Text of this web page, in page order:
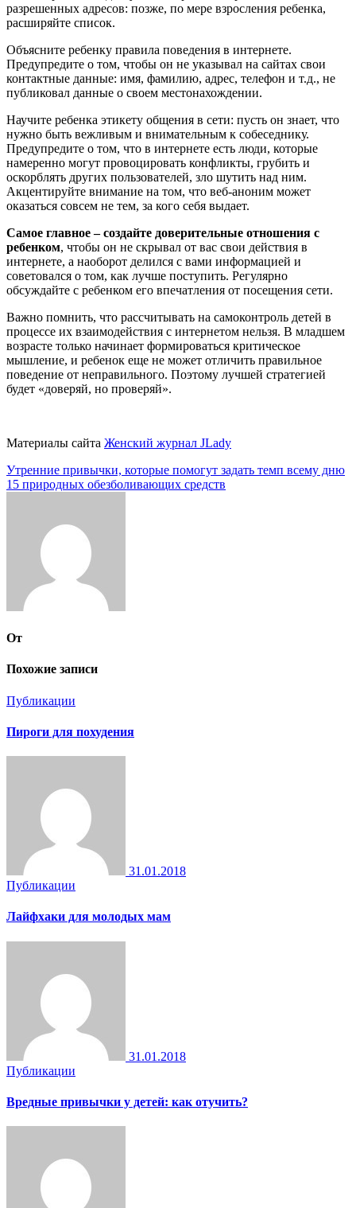
разрешенных адресов: позже, по мере взросления ребенка,
расширяйте список.
Объясните ребенку правила поведения в интернете.
Предупредите о том, чтобы он не указывал на сайтах свои
контактные данные: имя, фамилию, адрес, телефон и т.д., не
публиковал данные о своем местонахождении.
Научите ребенка этикету общения в сети: пусть он знает, что
нужно быть вежливым и внимательным к собеседнику.
Предупредите о том, что в интернете есть люди, которые
намеренно могут провоцировать конфликты, грубить и
оскорблять других пользователей, зло шутить над ним.
Акцентируйте внимание на том, что веб-аноним может
оказаться совсем не тем, за кого себя выдает.
Самое главное – создайте доверительные отношения с
ребенком, чтобы он не скрывал от вас свои действия в
интернете, а наоборот делился с вами информацией и
советовался о том, как лучше поступить. Регулярно
обсуждайте с ребенком его впечатления от посещения сети.
Важно помнить, что рассчитывать на самоконтроль детей в
процессе их взаимодействия с интернетом нельзя. В младшем
возрасте только начинает формироваться критическое
мышление, и ребенок еще не может отличить правильное
поведение от неправильного. Поэтому лучшей стратегией
будет «доверяй, но проверяй».
Материалы сайта Женский журнал JLady
Навигация
по
Утренние привычки, которые помогут задать темп всему дню
15 природных обезболивающих средств
От
Похожие записи
Публикации
Пироги для похудения
31.01.2018
Публикации
Лайфхаки для молодых мам
31.01.2018
Публикации
Вредные привычки у детей: как отучить?